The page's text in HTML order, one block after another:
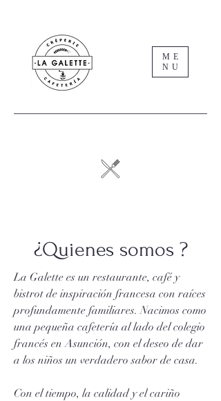
ME
NU
¿Quienes somos ?
La Galette es un restaurante, café y
bistrot de inspiración francesa con raíces
profundamente familiares. Nacimos como
una pequeña cafetería al lado del colegio
francés en Asunción, con el deseo de dar
a los niños un verdadero sabor de casa.
Con el tiempo, la calidad y el cariño